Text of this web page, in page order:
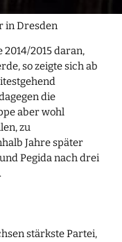
in Dresden
2015 daran,
so zeigte sich ab
die
aber wohl
zu
Jahre später
Pegida nach drei
stärkste Partei,